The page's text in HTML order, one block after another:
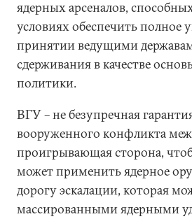
ядерных арсеналов,
условиях обеспечить полное
принятии ведущими
сдерживания в качестве
политики.
ВГУ – не безупречная
вооруженного конфликта
проигрывающая сторона,
может применить ядерное
дорогу эскалации, которая
массированными ядерными